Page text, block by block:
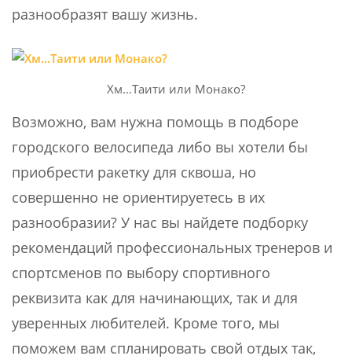
разнообразят вашу жизнь.
Хм…Таити или Монако?
Возможно, вам нужна помощь в подборе
городского велосипеда либо вы хотели бы
приобрести ракетку для сквоша, но
совершенно не ориентируетесь в их
разнообразии? У нас вы найдете подборку
рекомендаций профессиональных тренеров и
спортсменов по выбору спортивного
реквизита как для начинающих, так и для
уверенных любителей. Кроме того, мы
поможем вам спланировать свой отдых так,